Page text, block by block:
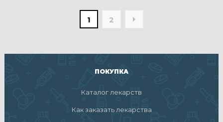
1 2
ПОКУПКА
Каталог лекарств
Как заказать лекарства